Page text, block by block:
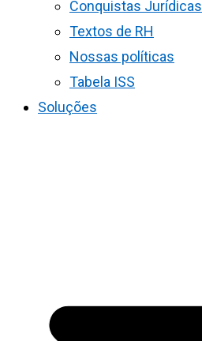
Conquistas Jurídicas
Textos de RH
Nossas políticas
Tabela ISS
Soluções